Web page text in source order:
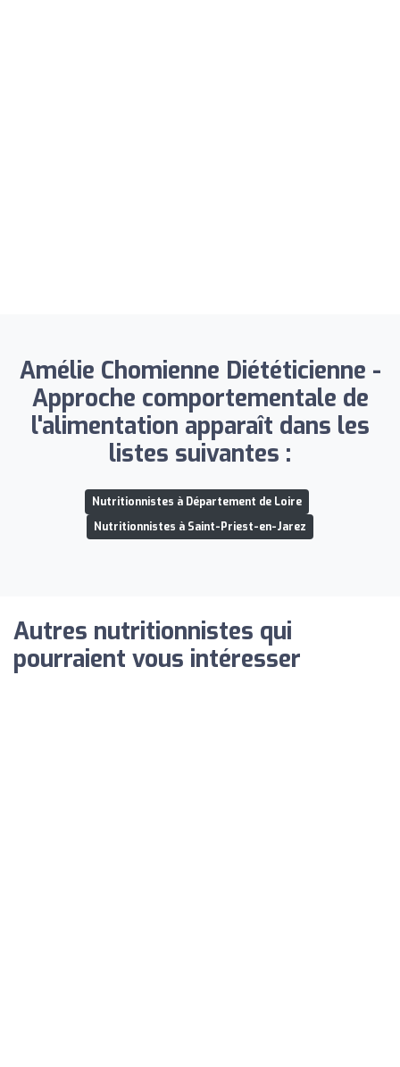
Amélie Chomienne Diététicienne -
Approche comportementale de
l'alimentation apparaît dans les
listes suivantes :
Nutritionnistes à Département de Loire
Nutritionnistes à Saint-Priest-en-Jarez
Autres nutritionnistes qui
pourraient vous intéresser